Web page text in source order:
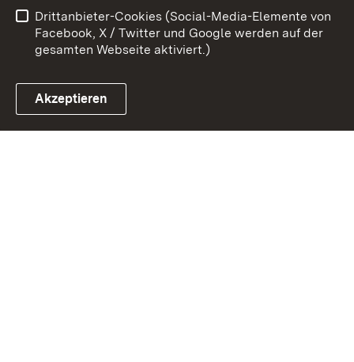
Link zum Landesportal
Impressum Cookies
Drittanbieter-Cookies (Social-Media-Elemente von
Facebook, X / Twitter und Google werden auf der
gesamten Webseite aktiviert.)
Akzeptieren